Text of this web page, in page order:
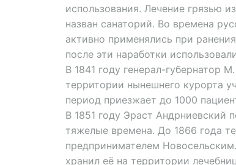
использования. Лечение грязью
назван санаторий. Во времена
активно применялись при
после эти наработки
В 1841 году генерал-губернатор
территории нынешнего курорта
период приезжает до 1000
В 1851 году Эраст Андрниевский
тяжелые времена. До 1866 года
предпринимателем
хранил её на территории